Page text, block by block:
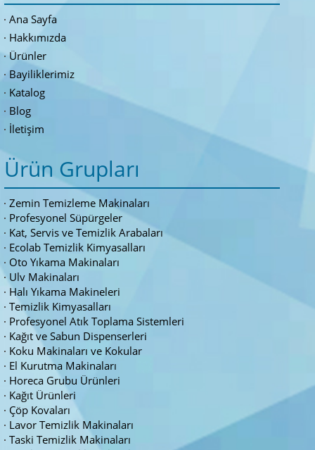
Ana Sayfa
Hakkımızda
Ürünler
Bayiliklerimiz
Katalog
Blog
İletişim
Ürün Grupları
Zemin Temizleme Makinaları
Profesyonel Süpürgeler
Kat, Servis ve Temizlik Arabaları
Ecolab Temizlik Kimyasalları
Oto Yıkama Makinaları
Ulv Makinaları
Halı Yıkama Makineleri
Temizlik Kimyasalları
Profesyonel Atık Toplama Sistemleri
Kağıt ve Sabun Dispenserleri
Koku Makinaları ve Kokular
El Kurutma Makinaları
Horeca Grubu Ürünleri
Kağıt Ürünleri
Çöp Kovaları
Lavor Temizlik Makinaları
Taski Temizlik Makinaları